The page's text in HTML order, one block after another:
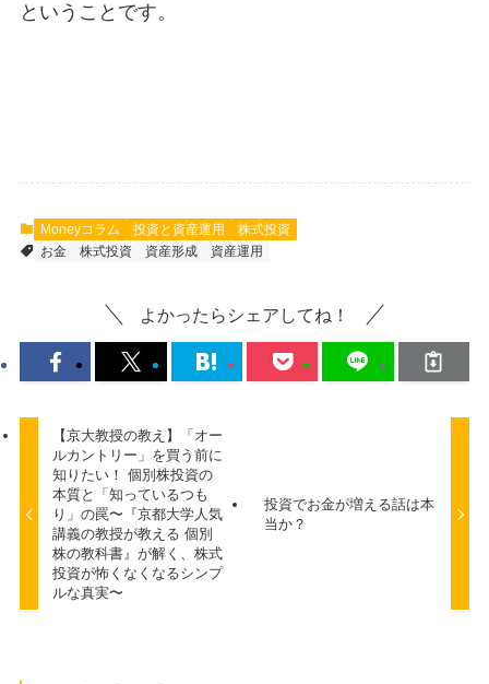
ということです。
Moneyコラム 投資と資産運用
お金
株式投資 資産形成 資産運用
よかったらシェアしてね！